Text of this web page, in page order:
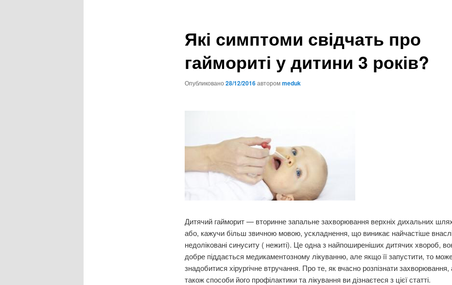
Які симптоми свідчать про
гаймориті у дитини 3 років?
Опубликовано 28/12/2016авторомmeduk
Дитячий гайморит — вторинне запальне захворювання верхніх дихальних
або, кажучи більш звичною мовою, ускладнення, що виникає найчастіше
недоліковані синуситу ( нежиті). Це одна з найпоширеніших дитячих хвороб,
добре піддається медикаментозному лікуванню, але якщо її запустити, то
знадобитися хірургічне втручання. Про те, як вчасно розпізнати захворювання,
також способи його профілактики та лікування ви дізнаєтеся з цієї статті.